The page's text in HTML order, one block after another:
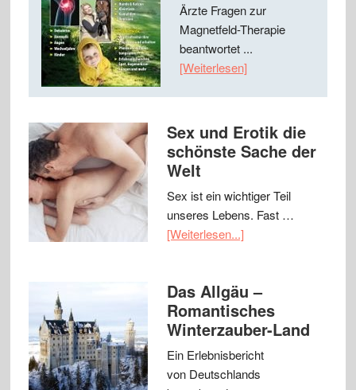
Ärzte Fragen zur
Magnetfeld-Therapie
beantwortet ...
[Weiterlesen]
Sex und Erotik die
schönste Sache der
Welt
Sex ist ein wichtiger Teil
unseres Lebens. Fast …
[Weiterlesen...]
Das Allgäu –
Romantisches
Winterzauber-Land
Ein Erlebnisbericht
von Deutschlands